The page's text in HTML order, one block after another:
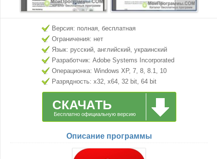
Версия: полная, бесплатная
Ограничения: нет
Язык: русский, английский, украинский
Разработчик: Adobe Systems Incorporated
Операционка: Windows XP, 7, 8, 8.1, 10
Разрядность: x32, x64, 32 bit, 64 bit
СКАЧАТЬ
Бесплатно официальную версию
Описание программы